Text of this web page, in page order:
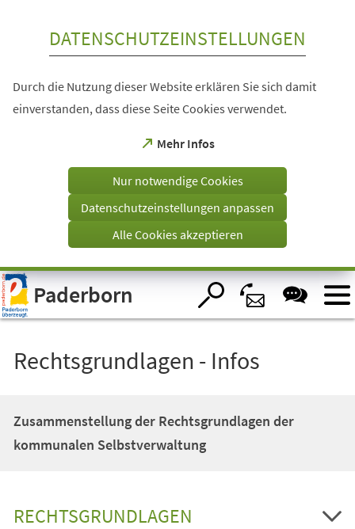
Visuelle
Assistenzsoftware
öffnen.
DATENSCHUTZEINSTELLUNGEN
Durch die Nutzung dieser Website erklären Sie sich damit
einverstanden, dass diese Seite Cookies verwendet.
Mehr Infos
(Öffnet
einem
Tab)
Nur notwendige Cookies
Datenschutzeinstellungen anpassen
Alle Cookies akzeptieren
Paderborn
Rechtsgrundlagen - Infos
Zusammenstellung der Rechtsgrundlagen der
kommunalen Selbstverwaltung
RECHTSGRUNDLAGEN